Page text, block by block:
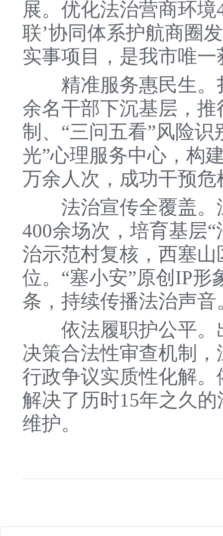
展。优化法治营商环
联’协同体系护航商圈
实事项目，是我市唯
精准服务惠民生。扎
余名干部下沉基层，
制、“三问五看”风险
光”心理服务中心，构
万余人次，成功干预危
法治宣传全覆盖。深
400余场次，培育基层
治示范村复核，西塞
位。“塞小安”原创IP形
条，持续传播法治声音
依法履职护公平。
决策合法性审查机制
行政争议实质性化解
解决了历时15年之久
维护。